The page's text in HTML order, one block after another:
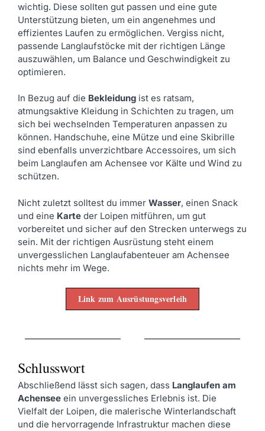
wichtig. Diese sollten gut passen und eine gute
Unterstützung bieten, um ein angenehmes und
effizientes Laufen zu ermöglichen. Vergiss nicht,
passende Langlaufstöcke mit der richtigen Länge
auszuwählen, um Balance und Geschwindigkeit zu
optimieren.
In Bezug auf die Bekleidung ist es ratsam,
atmungsaktive Kleidung in Schichten zu tragen, um
sich bei wechselnden Temperaturen anpassen zu
können. Handschuhe, eine Mütze und eine Skibrille
sind ebenfalls unverzichtbare Accessoires, um sich
beim Langlaufen am Achensee vor Kälte und Wind zu
schützen.
Nicht zuletzt solltest du immer Wasser, einen Snack
und eine Karte der Loipen mitführen, um gut
vorbereitet und sicher auf den Strecken unterwegs zu
sein. Mit der richtigen Ausrüstung steht einem
unvergesslichen Langlaufabenteuer am Achensee
nichts mehr im Wege.
Link zum Ausrüstungsverleih
Schlusswort
Abschließend lässt sich sagen, dass Langlaufen am
Achensee ein unvergessliches Erlebnis ist. Die
Vielfalt der Loipen, die malerische Winterlandschaft
und die hervorragende Infrastruktur machen diese